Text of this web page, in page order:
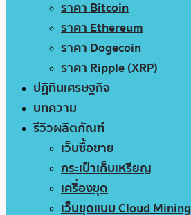
ราคา Bitcoin
ราคา Ethereum
ราคา Dogecoin
ราคา Ripple (XRP)
ปฏิทินเศรษฐกิจ
บทความ
รีวิวผลิตภัณฑ์
เว็บซื้อขาย
กระเป๋าเก็บเหรียญ
เครื่องขุด
เว็บขุดแบบ Cloud Mining